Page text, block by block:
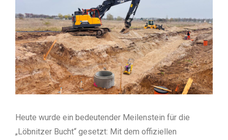
Heute wurde ein bedeutender Meilenstein für die
„Löbnitzer Bucht“ gesetzt: Mit dem offiziellen